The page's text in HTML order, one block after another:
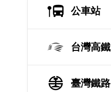
公車站
台灣高鐵
臺灣鐵路